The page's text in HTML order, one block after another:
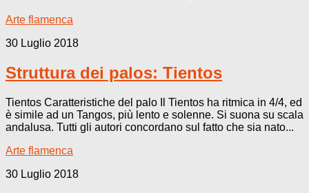
Arte flamenca
30 Luglio 2018
Struttura dei palos: Tientos
Tientos Caratteristiche del palo Il Tientos ha ritmica in 4/4, ed
è simile ad un Tangos, più lento e solenne. Si suona su scala
andalusa. Tutti gli autori concordano sul fatto che sia nato...
Arte flamenca
30 Luglio 2018